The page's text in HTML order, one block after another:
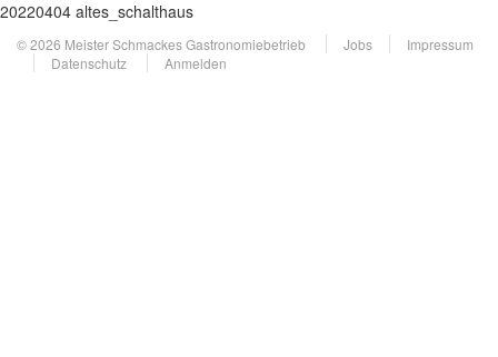
20220404 altes_schalthaus
© 2026 Meister Schmackes Gastronomiebetrieb Jobs
Impressum
Datenschutz
Anmelden